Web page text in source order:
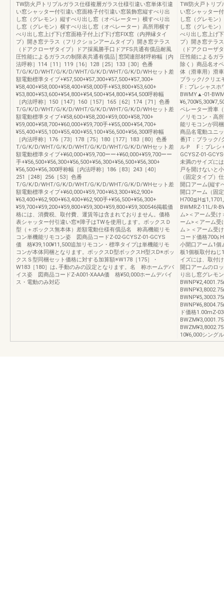
TW防火戸トリプルガラス仕様複層ガラス仕様引違い窓単体引違
い窓シャッター付引違い窓面格子付引違い窓装飾窓縦すべり出
し窓（グレモン）縦すべり出し窓（オペレーター）横すべり出
し窓（グレモン）横すべり出し窓（オペレーター）高所用横す
べり出し窓上げ下げ窓面格子付上げ下げ窓FIX窓（内押縁タイ
プ）開き窓テラス（フリクションアームタイプ）開き窓テラス
（ドアクローザタイプ）ドア採風勝手口ドアFS共通有償品耐風
圧性能によるガラスの制限表共通有償品│窓関連部材呼称幅［内
法呼称］114［11］119［16］128［25］133［30］色番
T/G/K/D/WHT/G/K/D/WHT/G/K/D/WHT/G/K/D/WHセット差
額電動標準タイプ+¥57,500+¥57,300+¥57,500+¥57,300+
¥58,400+¥58,000+¥58,400+¥58,000手+¥53,800+¥53,600+
¥53,800+¥53,600+¥54,800+¥54,500+¥54,800+¥54,500呼称幅
［内法呼称］150［147］160［157］165［62］174［71］色番
T/G/K/D/WHT/G/K/D/WHT/G/K/D/WHT/G/K/D/WHセット差
額電動標準タイプ+¥58,600+¥58,200+¥59,000+¥58,700+
¥59,000+¥58,700+¥60,000+¥59,700手+¥55,000+¥54,700+
¥55,400+¥55,100+¥55,400+¥55,100+¥56,500+¥56,300呼称幅
［内法呼称］176［73］178［75］180［177］183［80］色番
T/G/K/D/WHT/G/K/D/WHT/G/K/D/WHT/G/K/D/WHセット差
額電動標準タイプ+¥60,000+¥59,700ーー+¥60,000+¥59,700ーー
手+¥56,500+¥56,300+¥56,500+¥56,300+¥56,500+¥56,300+
¥56,500+¥56,300呼称幅［内法呼称］186［83］243［40］
251［248］256［53］色番
T/G/K/D/WHT/G/K/D/WHT/G/K/D/WHT/G/K/D/WHセット差
額電動標準タイプ+¥60,000+¥59,700+¥63,300+¥62,900+
¥63,400+¥62,900+¥63,400+¥62,900手+¥56,500+¥56,300+
¥59,700+¥59,200+¥59,800+¥59,300+¥59,800+¥59,300546掲載価
格には、消費税、取付費、運賃等は含まれておりません。価格
表シャッター付引違い窓※障子はTWを使用します。ボックスＤ
型（＋ボックス無本体）差額電動仕様有償品名 称高機能リモ
コン単機能リモコン姿 図商品コードZ-02-GCYSZ-01-GCYS
価 格¥39,100¥11,500追加リモコン・標準タイプは単機能リモ
コンが本体同梱となります。ボックスD型ボックスH型スD※ボッ
クスＳ型同梱セット価格に対する加算額※W178［175］・
W183［180］は､手動のみの設定となります。名 称ホームデバ
イス姿 図商品コードZ-A001-XAAA価 格¥50,000ホームデバイ
ス・電動のみ対応
TW防火戸トリプ
い窓シャッター
し窓（グレモン
し窓（グレモン
べり出し窓上げ
プ）開き窓テラ
（ドアクローザ
圧性能によるガ
除く）商品名オ
体（滑車用）滑
ブラック/クリ
F：プレシャス
BWMY▲-01-
ペレーター滑車
／リモコン・高
能リモコンが同
商品名電動ユニ
番)T：ブラック/
ルＰ F：プレシ
GCYSZ-01-
未満のサイズに
戸を開けないと
（固定タイプ）
開口アーム(縦す
開口アーム（固
BWMRZ-11L/R-
ム>＜アーム受け
ーム>＜アーム
ム＞＜アーム受
コード価格
小開口アーム1個
板1個板取付ねじ
イズには、取付
開口アームのロ
り出し窓グレモ
ド価格1.00mZ-
10¥6,000シング